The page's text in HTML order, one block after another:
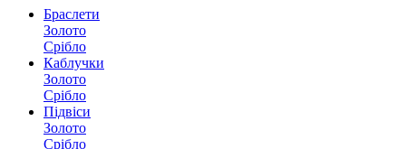
Браслети
Золото
Срібло
Каблучки
Золото
Срібло
Підвіси
Золото
Срібло